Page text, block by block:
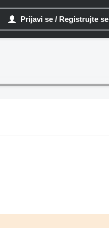
Prijavi se / Registrujte se